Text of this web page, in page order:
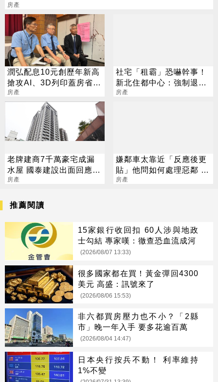
房產
潤弘配息10元創歷年新高
搶攻AI、3D列印蓋房省成
本
房產
社宅「租霸」恐嚇幹事！
新北住都中心：強制退租
列黑名單
房產
老牌建商7千萬豪宅成漏
水屋 國泰建設出面回應
了！
房產
嫌鄰車太靠近「反應後更
貼」他問如何處理惡鄰 網
一面倒：沒毛病
房產
推薦閱讀
15家銀行收回扣 60人涉與地政
士勾結 專家嘆：徹查恐血流成河
(2026/08/07 13:33)
很多國家都在買！黃金彈回4300
美元 高盛：訊號來了
(2026/08/06 15:53)
非六都買房壓力也不小？「2縣
市」晚一年入手 要多花逾百萬
(2026/08/04 14:47)
日本央行按兵不動！ 利率維持
1%不變